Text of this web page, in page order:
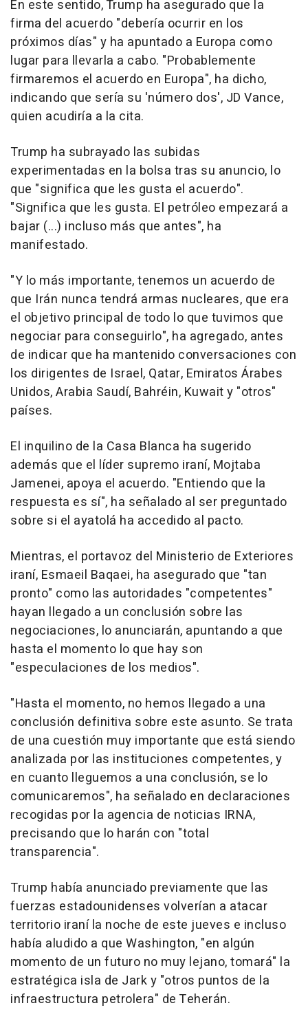
En este sentido, Trump ha asegurado que la
firma del acuerdo "debería ocurrir en los
próximos días" y ha apuntado a Europa como
lugar para llevarla a cabo. "Probablemente
firmaremos el acuerdo en Europa", ha dicho,
indicando que sería su 'número dos', JD Vance,
quien acudiría a la cita.
Trump ha subrayado las subidas
experimentadas en la bolsa tras su anuncio, lo
que "significa que les gusta el acuerdo".
"Significa que les gusta. El petróleo empezará a
bajar (...) incluso más que antes", ha
manifestado.
"Y lo más importante, tenemos un acuerdo de
que Irán nunca tendrá armas nucleares, que era
el objetivo principal de todo lo que tuvimos que
negociar para conseguirlo", ha agregado, antes
de indicar que ha mantenido conversaciones con
los dirigentes de Israel, Qatar, Emiratos Árabes
Unidos, Arabia Saudí, Bahréin, Kuwait y "otros"
países.
El inquilino de la Casa Blanca ha sugerido
además que el líder supremo iraní, Mojtaba
Jamenei, apoya el acuerdo. "Entiendo que la
respuesta es sí", ha señalado al ser preguntado
sobre si el ayatolá ha accedido al pacto.
Mientras, el portavoz del Ministerio de Exteriores
iraní, Esmaeil Baqaei, ha asegurado que "tan
pronto" como las autoridades "competentes"
hayan llegado a un conclusión sobre las
negociaciones, lo anunciarán, apuntando a que
hasta el momento lo que hay son
"especulaciones de los medios".
"Hasta el momento, no hemos llegado a una
conclusión definitiva sobre este asunto. Se trata
de una cuestión muy importante que está siendo
analizada por las instituciones competentes, y
en cuanto lleguemos a una conclusión, se lo
comunicaremos", ha señalado en declaraciones
recogidas por la agencia de noticias IRNA,
precisando que lo harán con "total
transparencia".
Trump había anunciado previamente que las
fuerzas estadounidenses volverían a atacar
territorio iraní la noche de este jueves e incluso
había aludido a que Washington, "en algún
momento de un futuro no muy lejano, tomará" la
estratégica isla de Jark y "otros puntos de la
infraestructura petrolera" de Teherán.